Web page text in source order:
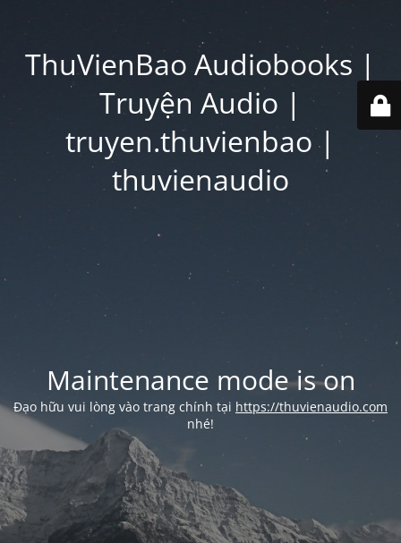
ThuVienBao Audiobooks |
Truyện Audio |
truyen.thuvienbao |
thuvienaudio
Maintenance mode is on
Đạo hữu vui lòng vào trang chính tại https://thuvienaudio.com
nhé!